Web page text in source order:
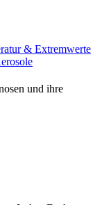
& Extremwerte
und ihre